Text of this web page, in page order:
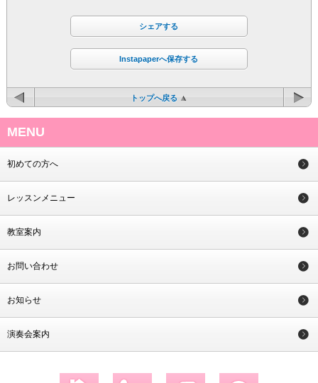
シェアする
Instapaperへ保存する
トップへ戻る
MENU
初めての方へ
レッスンメニュー
教室案内
お問い合わせ
お知らせ
演奏会案内